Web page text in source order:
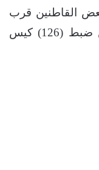
القاطنين قرب
المنزل تمت المداهمة اسفرت عن ضبط (126) كيس